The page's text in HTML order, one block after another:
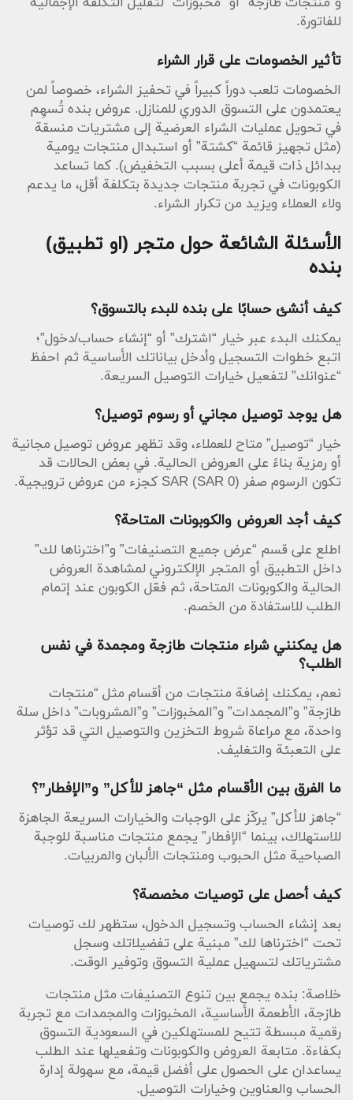
للفاتورة.
تأثير الخصومات على قرار الشراء
الخصومات تلعب دوراً كبيراً في تحفيز الشراء، خصوصاً لمن
يعتمدون على التسوق الدوري للمنازل. عروض بنده تُسهِم
في تحويل عمليات الشراء العرضية إلى مشتريات منسقة
(مثل تجهيز قائمة “كشتة” أو استبدال منتجات يومية
ببدائل ذات قيمة أعلى بسبب التخفيض). كما تساعد
الكوبونات في تجربة منتجات جديدة بتكلفة أقل، ما يدعم
ولاء العملاء ويزيد من تكرار الشراء.
الأسئلة الشائعة حول متجر (او تطبيق)
بنده
كيف أنشئ حسابًا على بنده للبدء بالتسوق؟
يمكنك البدء عبر خيار “اشترك” أو “إنشاء حساب/دخول”؛
اتبع خطوات التسجيل وأدخل بياناتك الأساسية ثم احفظ
“عنوانك” لتفعيل خيارات التوصيل السريعة.
هل يوجد توصيل مجاني أو رسوم توصيل؟
خيار “توصيل” متاح للعملاء، وقد تظهر عروض توصيل مجانية
أو رمزية بناءً على العروض الحالية. في بعض الحالات قد
تكون الرسوم صفر SAR (SAR 0) كجزء من عروض ترويجية.
كيف أجد العروض والكوبونات المتاحة؟
اطلع على قسم “عرض جميع التصنيفات” و”اخترناها لك”
داخل التطبيق أو المتجر الإلكتروني لمشاهدة العروض
الحالية والكوبونات المتاحة، ثم فعّل الكوبون عند إتمام
الطلب للاستفادة من الخصم.
هل يمكنني شراء منتجات طازجة ومجمدة في نفس
الطلب؟
نعم، يمكنك إضافة منتجات من أقسام مثل “منتجات
طازجة” و”المجمدات” و”المخبوزات” و”المشروبات” داخل سلة
واحدة، مع مراعاة شروط التخزين والتوصيل التي قد تؤثر
على التعبئة والتغليف.
ما الفرق بين الأقسام مثل “جاهز للأكل” و”الإفطار”؟
“جاهز للأكل” يركّز على الوجبات والخيارات السريعة الجاهزة
للاستهلاك، بينما “الإفطار” يجمع منتجات مناسبة للوجبة
الصباحية مثل الحبوب ومنتجات الألبان والمربيات.
كيف أحصل على توصيات مخصصة؟
بعد إنشاء الحساب وتسجيل الدخول، ستظهر لك توصيات
تحت “اخترناها لك” مبنية على تفضيلاتك وسجل
مشترياتك لتسهيل عملية التسوق وتوفير الوقت.
خلاصة: بنده يجمع بين تنوع التصنيفات مثل منتجات
طازجة، الأطعمة الأساسية، المخبوزات والمجمدات مع تجربة
رقمية مبسطة تتيح للمستهلكين في السعودية التسوق
بكفاءة. متابعة العروض والكوبونات وتفعيلها عند الطلب
يساعدان على الحصول على أفضل قيمة، مع سهولة إدارة
الحساب والعناوين وخيارات التوصيل.